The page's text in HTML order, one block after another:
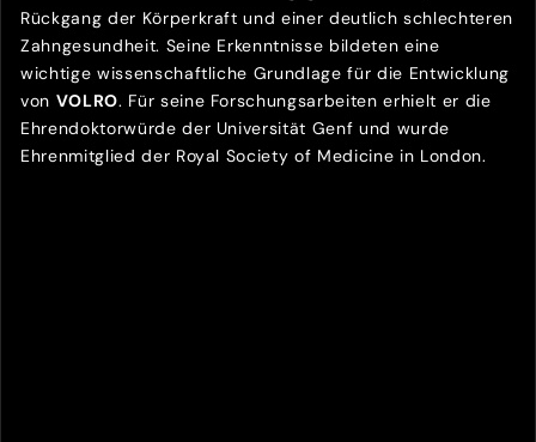
Rückgang der Körperkraft und einer deutlich schlechteren
Zahngesundheit. Seine Erkenntnisse bildeten eine
wichtige wissenschaftliche Grundlage für die Entwicklung
von VOLRO. Für seine Forschungsarbeiten erhielt er die
Ehrendoktorwürde der Universität Genf und wurde
Ehrenmitglied der Royal Society of Medicine in London.